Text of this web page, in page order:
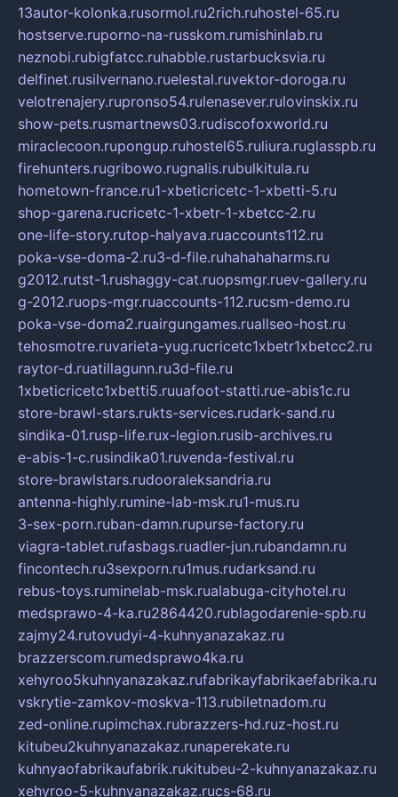
13autor-kolonka.rusormol.ru2rich.ruhostel-65.ru
hostserve.ruporno-na-russkom.rumishinlab.ru
neznobi.rubigfatcc.ruhabble.rustarbucksvia.ru
delfinet.rusilvernano.ruelestal.ruvektor-doroga.ru
velotrenajery.rupronso54.rulenasever.rulovinskix.ru
show-pets.rusmartnews03.rudiscofoxworld.ru
miraclecoon.rupongup.ruhostel65.ruliura.ruglasspb.ru
firehunters.rugribowo.rugnalis.rubulkitula.ru
hometown-france.ru1-xbeticricetc-1-xbetti-5.ru
shop-garena.rucricetc-1-xbetr-1-xbetcc-2.ru
one-life-story.rutop-halyava.ruaccounts112.ru
poka-vse-doma-2.ru3-d-file.ruhahahaharms.ru
g2012.rutst-1.rushaggy-cat.ruopsmgr.ruev-gallery.ru
g-2012.ruops-mgr.ruaccounts-112.rucsm-demo.ru
poka-vse-doma2.ruairgungames.ruallseo-host.ru
tehosmotre.ruvarieta-yug.rucricetc1xbetr1xbetcc2.ru
raytor-d.ruatillagunn.ru3d-file.ru
1xbeticricetc1xbetti5.ruuafoot-statti.rue-abis1c.ru
store-brawl-stars.rukts-services.rudark-sand.ru
sindika-01.rusp-life.rux-legion.rusib-archives.ru
e-abis-1-c.rusindika01.ruvenda-festival.ru
store-brawlstars.rudooraleksandria.ru
antenna-highly.rumine-lab-msk.ru1-mus.ru
3-sex-porn.ruban-damn.rupurse-factory.ru
viagra-tablet.rufasbags.ruadler-jun.rubandamn.ru
fincontech.ru3sexporn.ru1mus.rudarksand.ru
rebus-toys.ruminelab-msk.rualabuga-cityhotel.ru
medsprawo-4-ka.ru2864420.rublagodarenie-spb.ru
zajmy24.rutovudyi-4-kuhnyanazakaz.ru
brazzerscom.rumedsprawo4ka.ru
xehyroo5kuhnyanazakaz.rufabrikayfabrikaefabrika.ru
vskrytie-zamkov-moskva-113.rubiletnadom.ru
zed-online.rupimchax.rubrazzers-hd.ruz-host.ru
kitubeu2kuhnyanazakaz.runaperekate.ru
kuhnyaofabrikaufabrik.rukitubeu-2-kuhnyanazakaz.ru
xehyroo-5-kuhnyanazakaz.rucs-68.ru